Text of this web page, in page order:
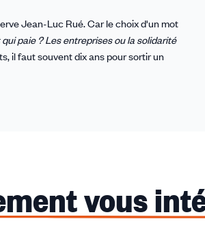
Jean-Luc Rué. Car le choix d'un mot
paie ? Les entreprises ou la solidarité
il faut souvent dix ans pour sortir un
vous